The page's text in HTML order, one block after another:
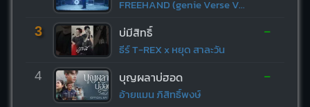
FREEHAND (genie Verse Vol.1)
3 บ่มีสิทธิ์
ธีร์ T-REX x หยุด สาละวัน
-
4 บุญผลาบ่ฮอด
อ้ายแมน ภิสิทธิ์พงษ์
-